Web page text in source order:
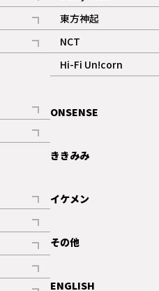
記事
東方神起
記事
NCT
記事
Hi-Fi Un!corn
記事
ONSENSE
ききみみ
イケメン
その他
ENGLISH